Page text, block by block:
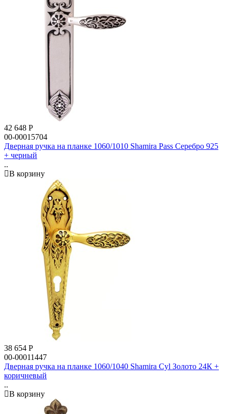
42 648 Р
00-00015704
Дверная ручка на планке 1060/1010 Shamira Pass Серебро 925
+ черный
..
В корзину
38 654 Р
00-00011447
Дверная ручка на планке 1060/1040 Shamira Cyl Золото 24К +
коричневый
..
В корзину